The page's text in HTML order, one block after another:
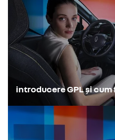
În plus, cu supapele lor de
permise în parcările subterane.
Aceste două componente
eficient drept combustibil.
introducere GPL și